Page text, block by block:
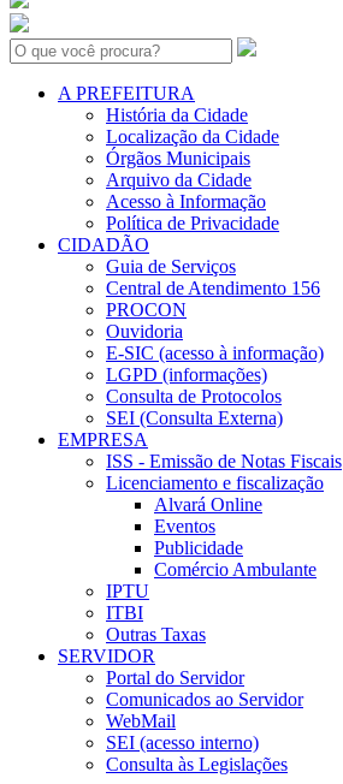
Search:
A PREFEITURA
História da Cidade
Localização da Cidade
Órgãos Municipais
Arquivo da Cidade
Acesso à Informação
Política de Privacidade
CIDADÃO
Guia de Serviços
Central de Atendimento 156
PROCON
Ouvidoria
E-SIC (acesso à informação)
LGPD (informações)
Consulta de Protocolos
SEI (Consulta Externa)
EMPRESA
ISS - Emissão de Notas Fiscais
Licenciamento e fiscalização
Alvará Online
Eventos
Publicidade
Comércio Ambulante
IPTU
ITBI
Outras Taxas
SERVIDOR
Portal do Servidor
Comunicados ao Servidor
WebMail
SEI (acesso interno)
Consulta às Legislações